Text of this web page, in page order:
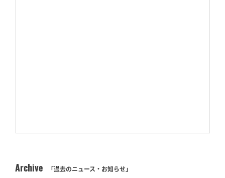
Archive 「過去のニュース・お知らせ」